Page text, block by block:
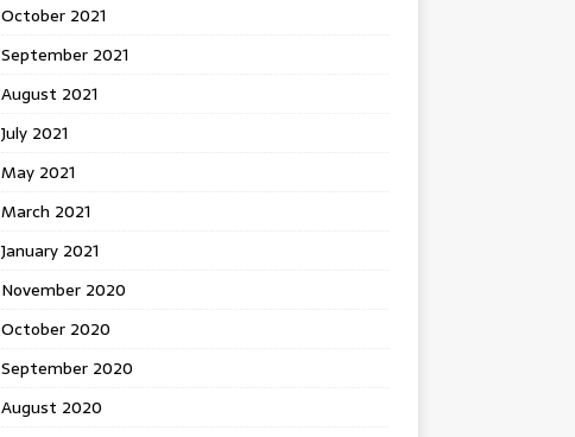
October 2021
September 2021
August 2021
July 2021
May 2021
March 2021
January 2021
November 2020
October 2020
September 2020
August 2020